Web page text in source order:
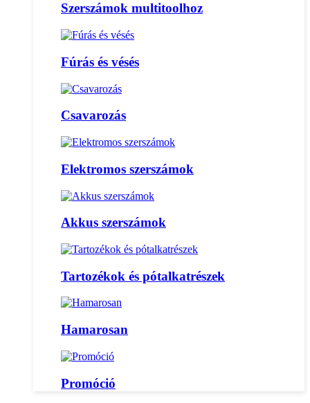
Szerszámok multitoolhoz
Fúrás és vésés
Csavarozás
Elektromos szerszámok
Akkus szerszámok
Tartozékok és pótalkatrészek
Hamarosan
Promóció